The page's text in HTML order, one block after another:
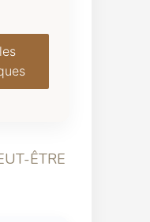
ÊTRE